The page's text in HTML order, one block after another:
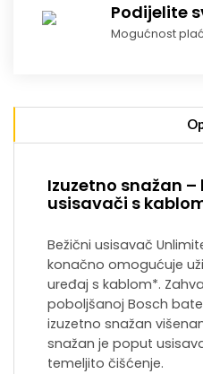
Podijelite
Mogućnost
Izuzetno snažan –
usisavači s
Bežični usisavač
konačno omogućuje
uređaj s kablom*.
poboljšanoj Bosch
izuzetno snažan
snažan je poput
temeljito čišćenje.